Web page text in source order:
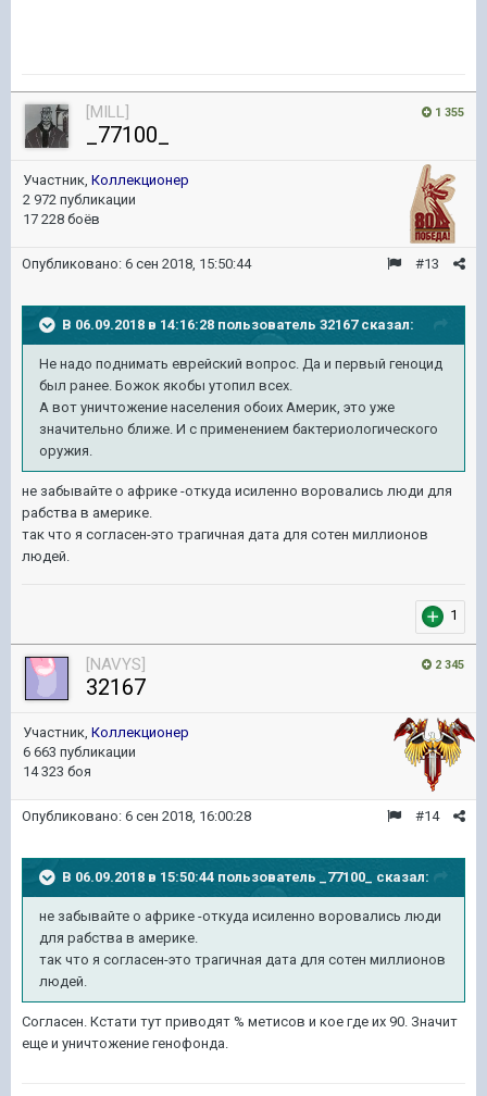
1 355
[MILL]
_77100_
Участник, Коллекционер
2 972 публикации
17 228 боёв
#13
Опубликовано: 6 сен 2018, 15:50:44
В 06.09.2018 в 14:16:28 пользователь 32167сказал:
Не надо поднимать еврейский вопрос. Да и первый геноцид
был ранее. Божок якобы утопил всех.
А вот уничтожение населения обоих Америк, это уже
значительно ближе. И с применением бактериологического
оружия.
не забывайте о африке -откуда исиленно воровались люди для
рабства в америке.
так что я согласен-это трагичная дата для сотен миллионов
людей.
1
2 345
[NAVYS]
32167
Участник, Коллекционер
6 663 публикации
14 323 боя
#14
Опубликовано: 6 сен 2018, 16:00:28
В 06.09.2018 в 15:50:44 пользователь _77100_ сказал:
не забывайте о африке -откуда исиленно воровались люди
для рабства в америке.
так что я согласен-это трагичная дата для сотен миллионов
людей.
Согласен. Кстати тут приводят % метисов и кое где их 90. Значит
еще и уничтожение генофонда.